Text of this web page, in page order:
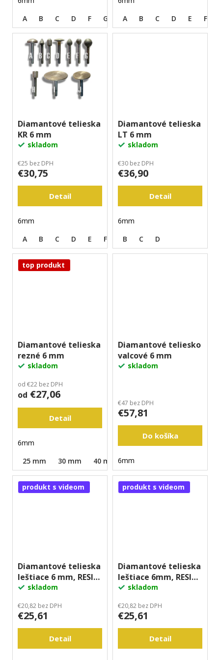
A
B C D F G HA
B C D E F
Diamantové telieska
KR 6 mm
skladom
€25 bez DPH
€30,75
Detail
6mm
A
B C D E F G H
Diamantové telieska
LT 6 mm
skladom
€30 bez DPH
€36,90
Detail
6mm
B
C D
top produkt
Diamantové telieska
rezné 6 mm
skladom
od €22 bez DPH
od €27,06
Detail
6mm
25 mm
30 mm 40 mm 50 mm
Diamantové teliesko
valcové 6 mm
skladom
€47 bez DPH
€57,81
Do košíka
6mm
produkt s videom
Diamantové telieska
leštiace 6 mm, RESIN
- Kužeľ
skladom
€20,82 bez DPH
€25,61
Detail
produkt s videom
Diamantové telieska
leštiace 6mm, RESIN
- Valec
skladom
€20,82 bez DPH
€25,61
Detail
m